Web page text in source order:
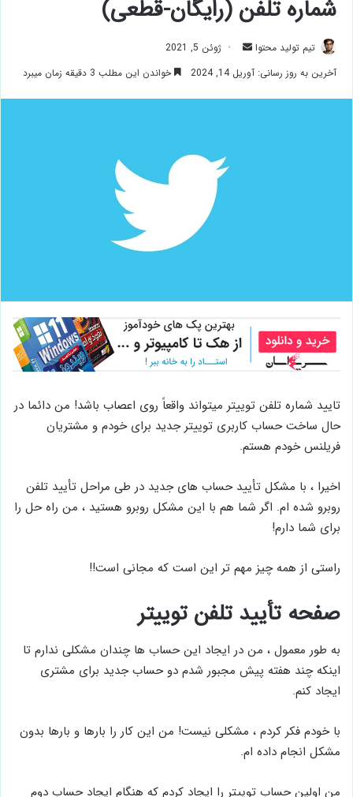
شماره تلفن (رایگان-قطعی)
تیم تولید محتوا
ارسال
ایمیل
ژوئن 5, 2021
آخرین به روز رسانی: آوریل 14, 2024
خواندن این مطلب 3 دقیقه زمان میبرد
تایید شماره تلفن توییتر میتواند واقعاً روی اعصاب باشد! من دائما در
حال ساخت حساب کاربری توییتر جدید برای خودم و مشتریان
فریلنس خودم هستم.
اخیرا ، با مشکل تأیید حساب های جدید در طی مراحل تأیید تلفن
روبرو شده ام. اگر شما هم با این مشکل روبرو هستید ، من راه حل را
برای شما دارم!
راستی از همه چیز مهم تر این است که مجانی است!!
صفحه تأیید تلفن توییتر
به طور معمول ، من در ایجاد این حساب ها چندان مشکلی ندارم تا
اینکه چند هفته پیش مجبور شدم دو حساب جدید برای مشتری
ایجاد کنم.
با خودم فکر کردم ، مشکلی نیست! من این کار را بارها و بارها بدون
مشکل انجام داده ام.
من اولین حساب توییتر را ایجاد کردم که هنگام ایجاد حساب دوم